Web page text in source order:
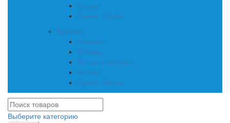
Коньки
Сумки, баулы
Вратарь
Клюшки
Шлемы
Защиты вратаря
Коньки
Сумки, баулы
Выберите категорию